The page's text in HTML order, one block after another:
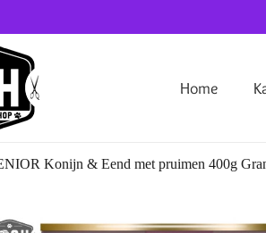
Home
Konijn & Eend met pruimen 400g